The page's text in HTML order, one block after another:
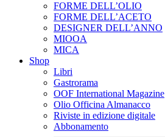
FORME DELL’OLIO
FORME DELL’ACETO
DESIGNER DELL’ANNO
MIOOA
MICA
Shop
Libri
Gastrorama
OOF International Magazine
Olio Officina Almanacco
Riviste in edizione digitale
Abbonamento